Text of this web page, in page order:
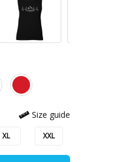
Size guide
XL XXL